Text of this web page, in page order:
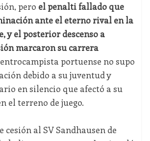
pero el penalti fallado que
ante el eterno rival en la
y el posterior descenso a
marcaron su carrera
portuense no supo
debido a su juventud y
en silencio que afectó a su
el terreno de juego.
cesión al SV Sandhausen de